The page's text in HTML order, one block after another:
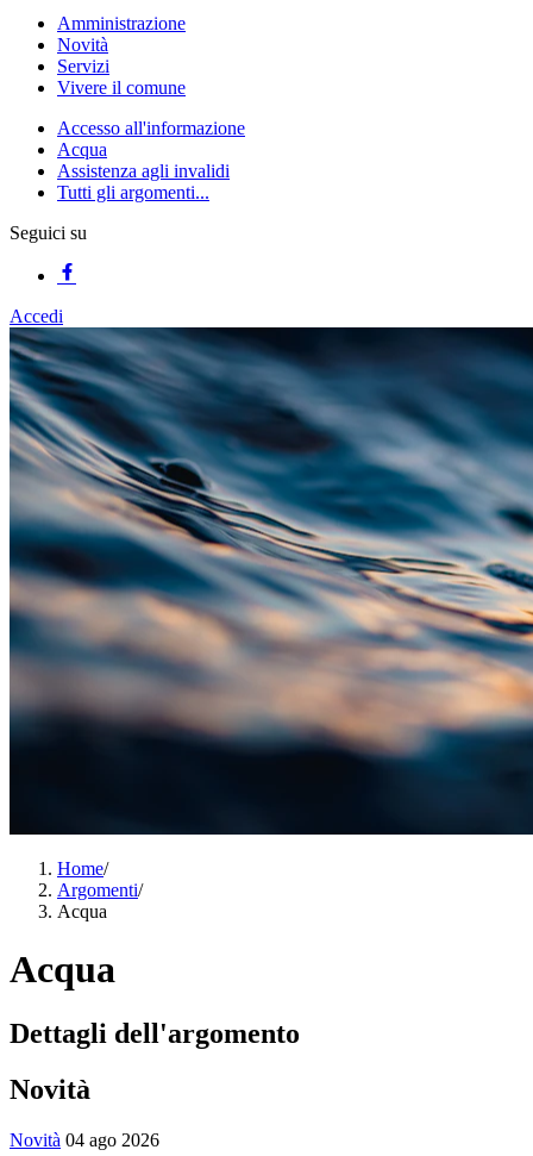
Amministrazione
Novità
Servizi
Vivere il comune
Accesso all'informazione
Acqua
Assistenza agli invalidi
Tutti gli argomenti...
Seguici su
Accedi
Home/
Argomenti/
Acqua
Acqua
Dettagli dell'argomento
Novità
Novità 04 ago 2026